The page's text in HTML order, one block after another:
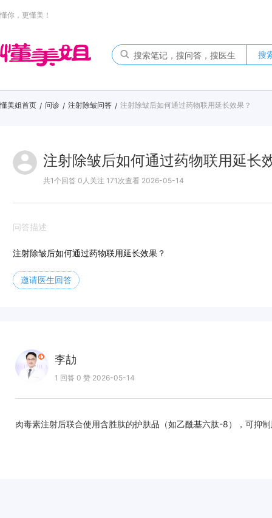
懂你，更懂美！
搜
懂美姐首页 / 问诊 / 注射除皱问答 / 注射除皱后如何通过药物联用延长效果？
注射除皱后如何通过药物联用延长
共1个回答 0人关注 171次查看 2026-05-14
问答描述
注射除皱后如何通过药物联用延长效果？
邀请医生回答
李劼
1 回答 0 赞 2026-05-14
肉毒素注射后联合使用含胜肽的护肤品（如乙酰基六肽-8），可抑